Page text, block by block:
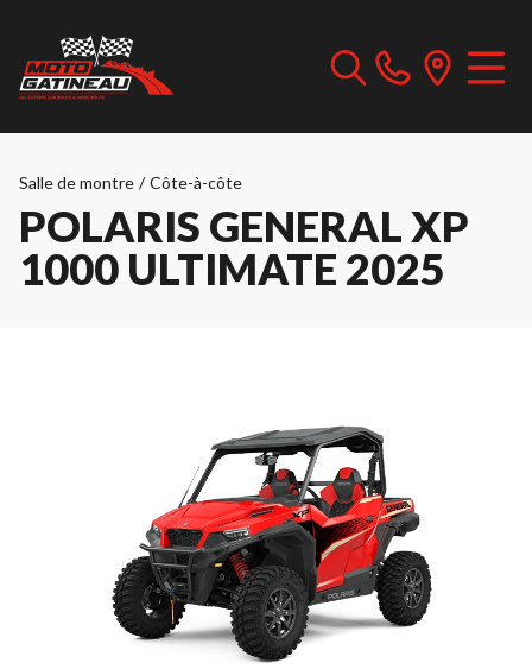
Salle de montre / Côte-à-côte
POLARIS GENERAL XP
1000 ULTIMATE 2025